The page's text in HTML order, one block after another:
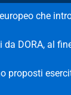
che
DORA, al